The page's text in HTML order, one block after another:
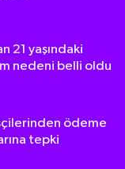
21 yaşındaki
nedeni belli oldu
ödeme
tepki